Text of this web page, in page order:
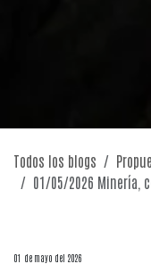
Todos los blogs
01/05/2026 Minería,
01 de mayo del 2026